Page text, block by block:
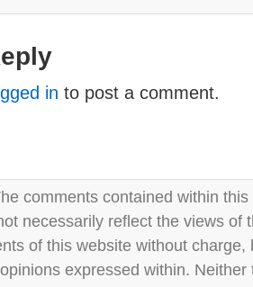
in to post a comment.
comments contained within
necessarily reflect the views of
of this website without
expressed within.